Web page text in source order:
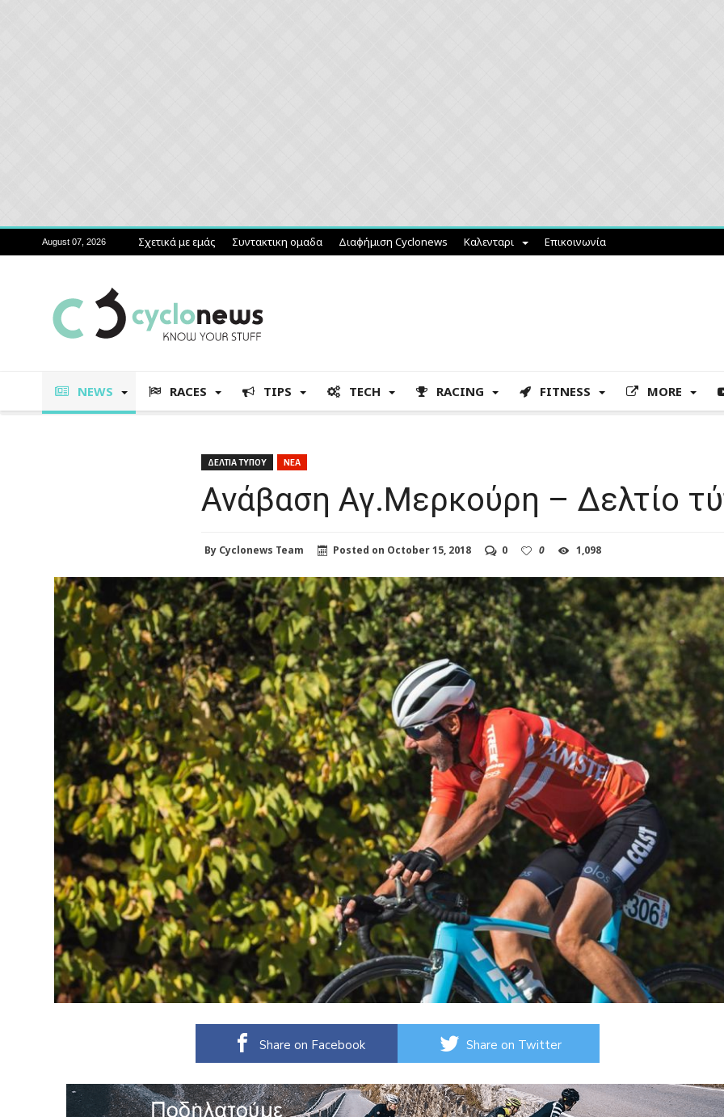
August 07, 2026 Σχετικά με εμάς Συντακτικη ομαδα Διαφήμιση Cyclonews Καλενταρι Επικοινωνία
NEWS RACES TIPS TECH RACING FITNESS MORE
ΔΕΛΤΙΑ ΤΥΠΟΥ ΝΕΑ
Ανάβαση Αγ.Μερκούρη – Δελτίο
By Cyclonews Team Posted on October 15, 2018 0 0 1,098
Share on Facebook Share on Twitter